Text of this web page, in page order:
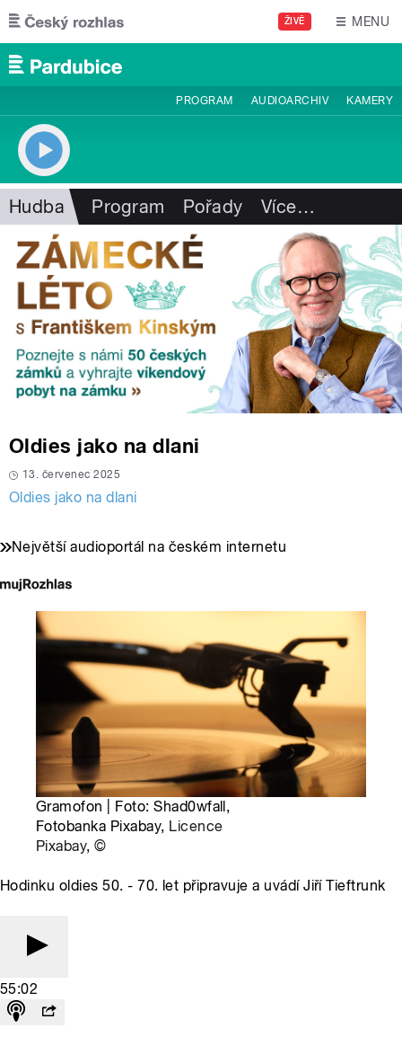
Přejít k hlavnímu obsahu
ŽIVĚ MENU
PROGRAM AUDIOARCHIV KAMERY
Hudba Program Pořady Více…
Oldies jako na dlani
13. červenec 2025
Oldies jako na dlani
Největší audioportál na českém internetu
Gramofon | Foto: Shad0wfall,
Fotobanka Pixabay, Licence
Pixabay,©
Hodinku oldies 50. - 70. let připravuje a uvádí Jiří Tieftrunk
55:02